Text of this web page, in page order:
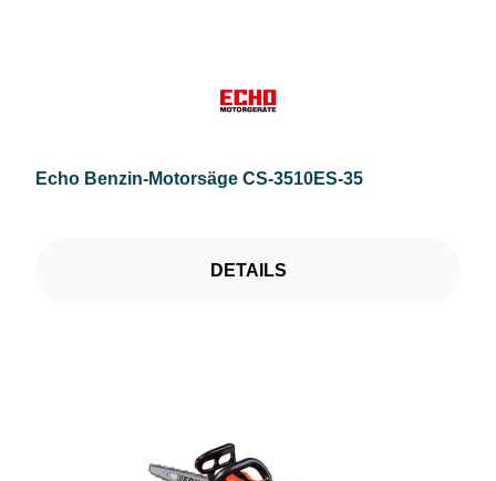
Echo Benzin-Motorsäge CS-3510ES-35
DETAILS